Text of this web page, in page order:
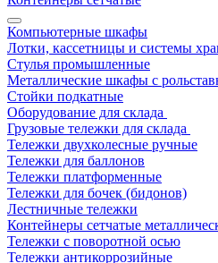
Компьютерные шкафы
Лотки, кассетницы и системы
Стулья промышленные
Металлические шкафы с
Стойки подкатные
Оборудование для склада
Грузовые тележки для склада
Тележки двухколесные ручные
Тележки для баллонов
Тележки платформенные
Тележки для бочек (бидонов)
Лестничные тележки
Контейнеры сетчатые
Тележки с поворотной осью
Тележки антикоррозийные